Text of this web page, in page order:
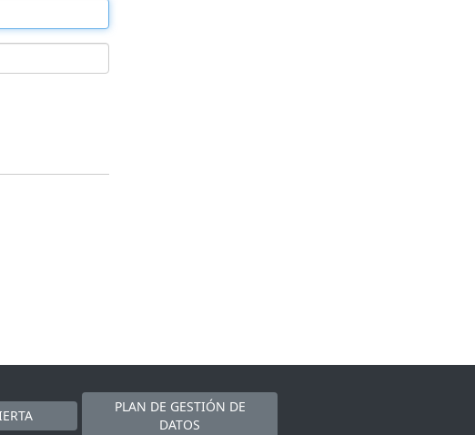
PLAN DE GESTIÓN DE
DATOS